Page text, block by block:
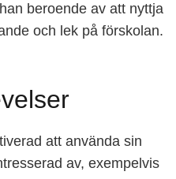
beroende av att nyttja
och lek på förskolan.
att använda sin
av, exempelvis